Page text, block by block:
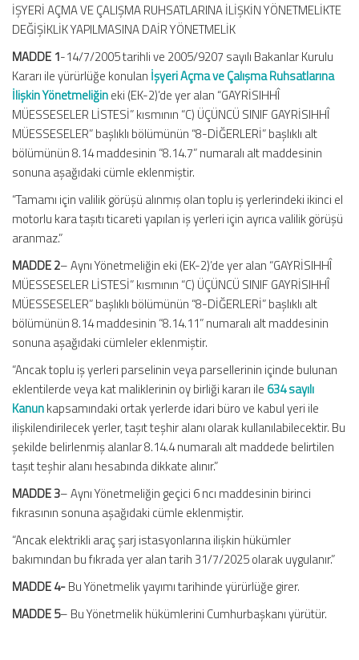
İŞYERİ AÇMA VE ÇALIŞMA RUHSATLARINA İLİŞKİN YÖNETMELİKTE
DEĞİŞİKLİK YAPILMASINA DAİR YÖNETMELİK
MADDE 1-14/7/2005 tarihli ve 2005/9207 sayılı Bakanlar Kurulu
Kararı ile yürürlüğe konulan İşyeri Açma ve Çalışma Ruhsatlarına
İlişkin Yönetmeliğineki (EK-2)’de yer alan “GAYRİSIHHÎ
MÜESSESELER LİSTESİ” kısmının “C) ÜÇÜNCÜ SINIF GAYRİSIHHÎ
MÜESSESELER” başlıklı bölümünün “8-DİĞERLERİ” başlıklı alt
bölümünün 8.14 maddesinin “8.14.7” numaralı alt maddesinin
sonuna aşağıdaki cümle eklenmiştir.
“Tamamı için valilik görüşü alınmış olan toplu iş yerlerindeki ikinci el
motorlu kara taşıtı ticareti yapılan iş yerleri için ayrıca valilik görüşü
aranmaz.”
MADDE 2– Aynı Yönetmeliğin eki (EK-2)’de yer alan “GAYRİSIHHÎ
MÜESSESELER LİSTESİ” kısmının “C) ÜÇÜNCÜ SINIF GAYRİSIHHÎ
MÜESSESELER” başlıklı bölümünün “8-DİĞERLERİ” başlıklı alt
bölümünün 8.14 maddesinin “8.14.11” numaralı alt maddesinin
sonuna aşağıdaki cümleler eklenmiştir.
“Ancak toplu iş yerleri parselinin veya parsellerinin içinde bulunan
eklentilerde veya kat maliklerinin oy birliği kararı ile 634 sayılı
Kanunkapsamındaki ortak yerlerde idari büro ve kabul yeri ile
ilişkilendirilecek yerler, taşıt teşhir alanı olarak kullanılabilecektir. Bu
şekilde belirlenmiş alanlar 8.14.4 numaralı alt maddede belirtilen
taşıt teşhir alanı hesabında dikkate alınır.”
MADDE 3– Aynı Yönetmeliğin geçici 6 ncı maddesinin birinci
fıkrasının sonuna aşağıdaki cümle eklenmiştir.
“Ancak elektrikli araç şarj istasyonlarına ilişkin hükümler
bakımından bu fıkrada yer alan tarih 31/7/2025 olarak uygulanır.”
MADDE 4-Bu Yönetmelik yayımı tarihinde yürürlüğe girer.
MADDE 5– Bu Yönetmelik hükümlerini Cumhurbaşkanı yürütür.